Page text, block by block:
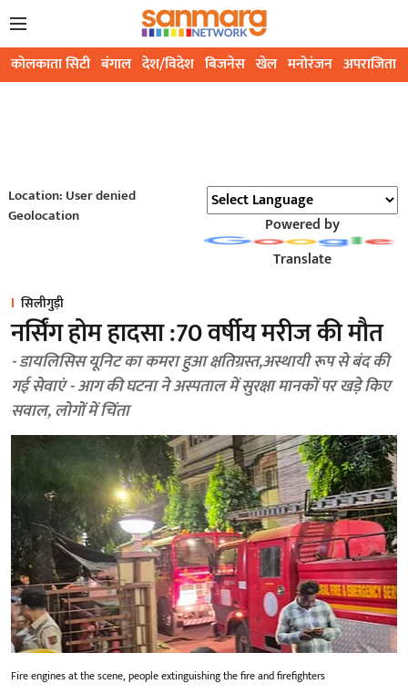
कोलकाता सिटी बंगाल देश/विदेश बिजनेस खेल मनोरंजन अपराजिता
Location: User denied
Geolocation
Powered by
Translate
सिलीगुड़ी
नर्सिंग होम हादसा :70 वर्षीय मरीज की मौत
- डायलिसिस यूनिट का कमरा हुआ क्षतिग्रस्त,अस्थायी रूप से बंद की
गई सेवाएं - आग की घटना ने अस्पताल में सुरक्षा मानकों पर खड़े किए
सवाल, लोगों में चिंता
Fire engines at the scene, people extinguishing the fire and firefighters